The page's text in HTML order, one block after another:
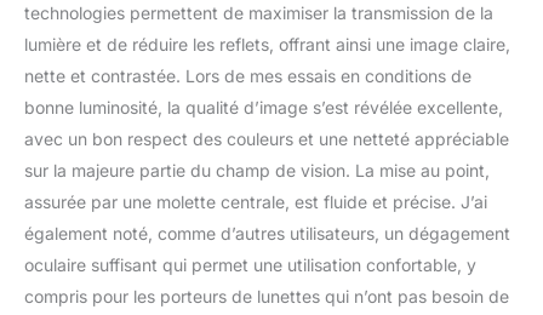
technologies permettent de maximiser la transmission de la
lumière et de réduire les reflets, offrant ainsi une image claire,
nette et contrastée. Lors de mes essais en conditions de
bonne luminosité, la qualité d’image s’est révélée excellente,
avec un bon respect des couleurs et une netteté appréciable
sur la majeure partie du champ de vision. La mise au point,
assurée par une molette centrale, est fluide et précise. J’ai
également noté, comme d’autres utilisateurs, un dégagement
oculaire suffisant qui permet une utilisation confortable, y
compris pour les porteurs de lunettes qui n’ont pas besoin de